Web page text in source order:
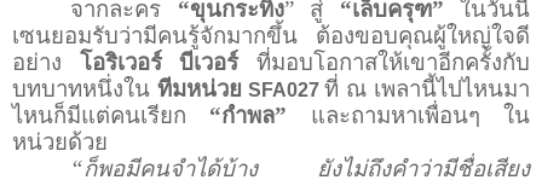
จากละคร “ขุนกระทิง” สู่ “เล็บครุฑ” ในวันนี้
เซนยอมรับว่ามีคนรู้จักมากขึ้น ต้องขอบคุณผู้ใหญ่ใจดี
อย่าง โอริเวอร์ บีเวอร์ที่มอบโอกาสให้เขาอีกครั้งกับ
บทบาทหนึ่งใน ทีมหน่วย SFA027 ที่ ณ เพลานี้ไปไหนมา
ไหนก็มีแต่คนเรียก “กำพล” และถามหาเพื่อนๆ ใน
หน่วยด้วย
“ก็พอมีคนจำได้บ้าง
ยังไม่ถึงคำว่ามีชื่อเสียง